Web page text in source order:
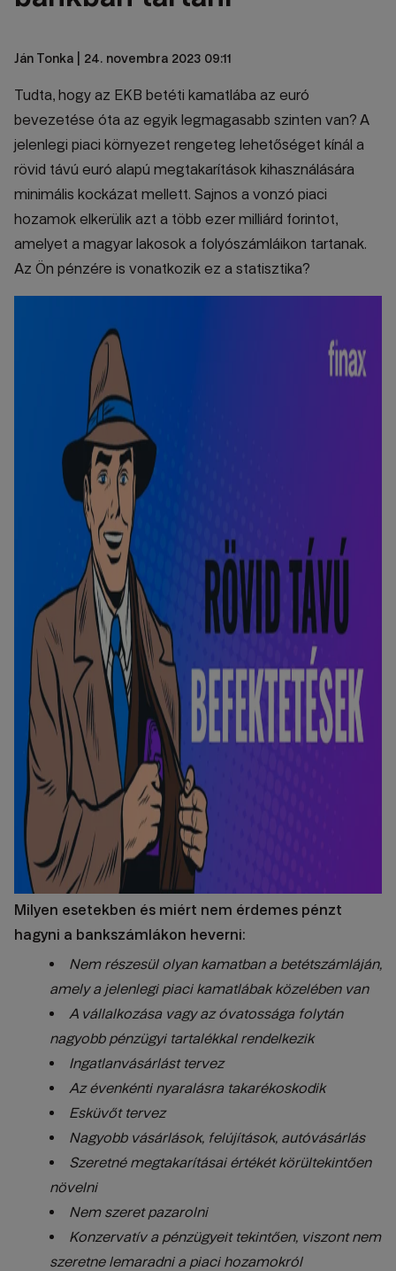
Ján Tonka | 24. novembra 2023 09:11
Tudta, hogy az EKB betéti kamatlába az euró
bevezetése óta az egyik legmagasabb szinten van? A
jelenlegi piaci környezet rengeteg lehetőséget kínál a
rövid távú euró alapú megtakarítások kihasználására
minimális kockázat mellett. Sajnos a vonzó piaci
hozamok elkerülik azt a több ezer milliárd forintot,
amelyet a magyar lakosok a folyószámláikon tartanak.
Az Ön pénzére is vonatkozik ez a statisztika?
Milyen esetekben és miért nem érdemes pénzt
hagyni a bankszámlákon heverni:
Nem részesül olyan kamatban a betétszámláján,
amely a jelenlegi piaci kamatlábak közelében van
A vállalkozása vagy az óvatossága folytán
nagyobb pénzügyi tartalékkal rendelkezik
Ingatlanvásárlást tervez
Az évenkénti nyaralásra takarékoskodik
Esküvőt tervez
Nagyobb vásárlások, felújítások, autóvásárlás
Szeretné megtakarításai értékét körültekintően
növelni
Nem szeret pazarolni
Konzervatív a pénzügyeit tekintően, viszont nem
szeretne lemaradni a piaci hozamokról